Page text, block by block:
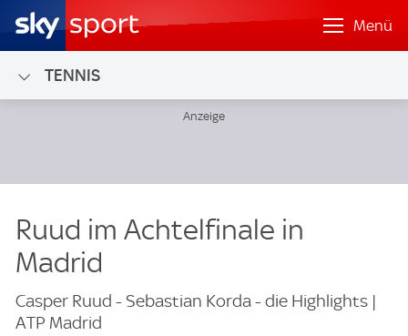
Menü
TENNIS
Ruud im Achtelfinale in
Madrid
Casper Ruud - Sebastian Korda - die Highlights |
ATP Madrid